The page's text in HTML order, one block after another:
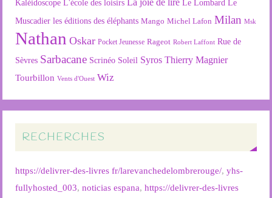
Kaléidoscope L'école des loisirs La joie de lire Le Lombard Le
Muscadier les éditions des éléphants Mango Michel Lafon Milan Msk
Nathan Oskar Pocket Jeunesse Rageot Robert Laffont Rue de
Sèvres Sarbacane Scrinéo Soleil Syros Thierry Magnier
Tourbillon Vents d'Ouest Wiz
RECHERCHES
https://delivrer-des-livres fr/larevanchedelombrerouge/,yhs-
fullyhosted_003,noticias espana,https://delivrer-des-livres